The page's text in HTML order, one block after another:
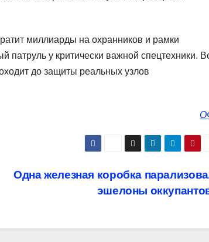
миллиарды на охранников и рамки
патруль у критически важной спецтехники.
до защиты реальных узлов
Одна железная коробка
эшелоны